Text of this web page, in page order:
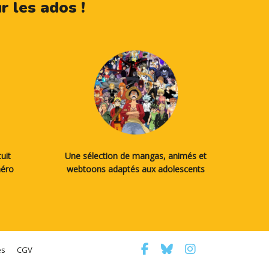
les ados !
Une sélection de mangas, animés et
webtoons adaptés aux adolescents
CGV